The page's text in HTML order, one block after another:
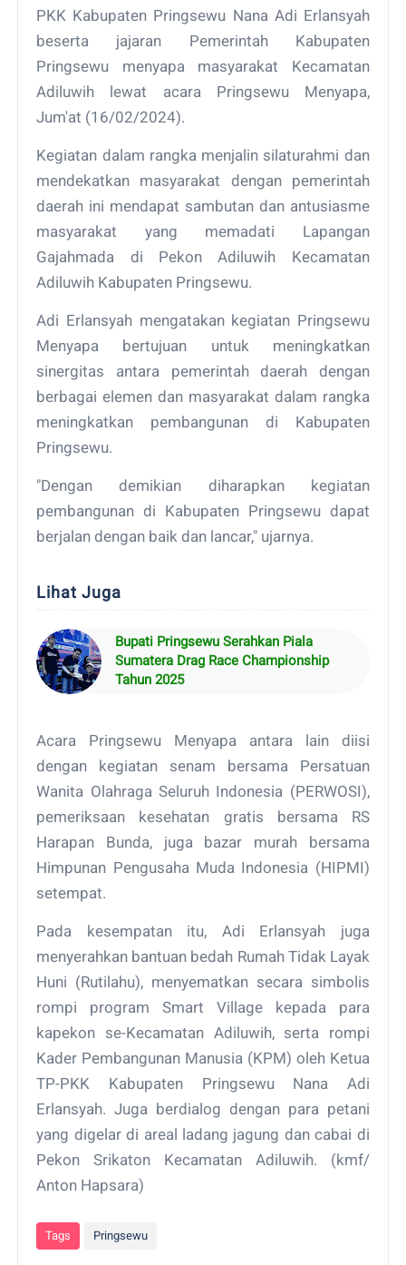
PKK Kabupaten Pringsewu Nana Adi Erlansyah
beserta jajaran Pemerintah Kabupaten
Pringsewu menyapa masyarakat Kecamatan
Adiluwih lewat acara Pringsewu Menyapa,
Jum'at (16/02/2024).
Kegiatan dalam rangka menjalin silaturahmi dan
mendekatkan masyarakat dengan pemerintah
daerah ini mendapat sambutan dan antusiasme
masyarakat yang memadati Lapangan
Gajahmada di Pekon Adiluwih Kecamatan
Adiluwih Kabupaten Pringsewu.
Adi Erlansyah mengatakan kegiatan Pringsewu
Menyapa bertujuan untuk meningkatkan
sinergitas antara pemerintah daerah dengan
berbagai elemen dan masyarakat dalam rangka
meningkatkan pembangunan di Kabupaten
Pringsewu.
"Dengan demikian diharapkan kegiatan
pembangunan di Kabupaten Pringsewu dapat
berjalan dengan baik dan lancar," ujarnya.
Lihat Juga
Bupati Pringsewu Serahkan Piala
Sumatera Drag Race Championship
Tahun 2025
Acara Pringsewu Menyapa antara lain diisi
dengan kegiatan senam bersama Persatuan
Wanita Olahraga Seluruh Indonesia (PERWOSI),
pemeriksaan kesehatan gratis bersama RS
Harapan Bunda, juga bazar murah bersama
Himpunan Pengusaha Muda Indonesia (HIPMI)
setempat.
Pada kesempatan itu, Adi Erlansyah juga
menyerahkan bantuan bedah Rumah Tidak Layak
Huni (Rutilahu), menyematkan secara simbolis
rompi program Smart Village kepada para
kapekon se-Kecamatan Adiluwih, serta rompi
Kader Pembangunan Manusia (KPM) oleh Ketua
TP-PKK Kabupaten Pringsewu Nana Adi
Erlansyah. Juga berdialog dengan para petani
yang digelar di areal ladang jagung dan cabai di
Pekon Srikaton Kecamatan Adiluwih. (kmf/
Anton Hapsara)
Tags Pringsewu